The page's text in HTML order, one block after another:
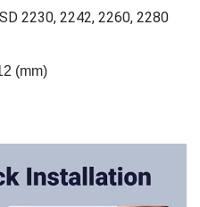
2230, 2242, 2260, 2280
(mm)